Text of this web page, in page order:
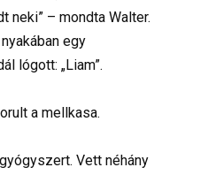
neki” – mondta Walter.
egy
lógott: „Liam”.
a mellkasa.
Vett néhány